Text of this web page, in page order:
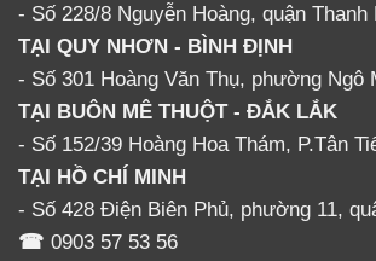
- Số 228/8 Nguyễn Hoàng, quận Thanh
TẠI QUY NHƠN - BÌNH ĐỊNH
- Số 301 Hoàng Văn Thụ, phường Ngô
TẠI BUÔN MÊ THUỘT - ĐẮK LẮK
- Số 152/39 Hoàng Hoa Thám, P.Tân
TẠI HỒ CHÍ MINH
- Số 428 Điện Biên Phủ, phường 11,
☎ 0903 57 53 56